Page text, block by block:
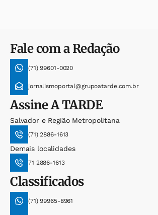
Fale com a Redação
(71) 99601-0020
jornalismoportal@grupoatarde.com.br
AssineA TARDE
Salvador e Região Metropolitana
(71) 2886-1613
Demais localidades
71 2886-1613
Classificados
(71) 99965-8961